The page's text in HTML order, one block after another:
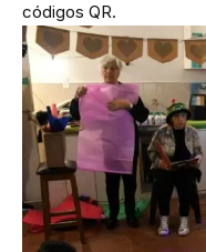
códigos QR.